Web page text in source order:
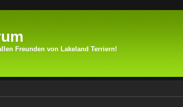
Freunden von Lakeland Terriern!